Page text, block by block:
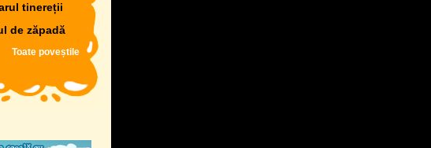
tinereții
de zăpadă
Toate poveștile